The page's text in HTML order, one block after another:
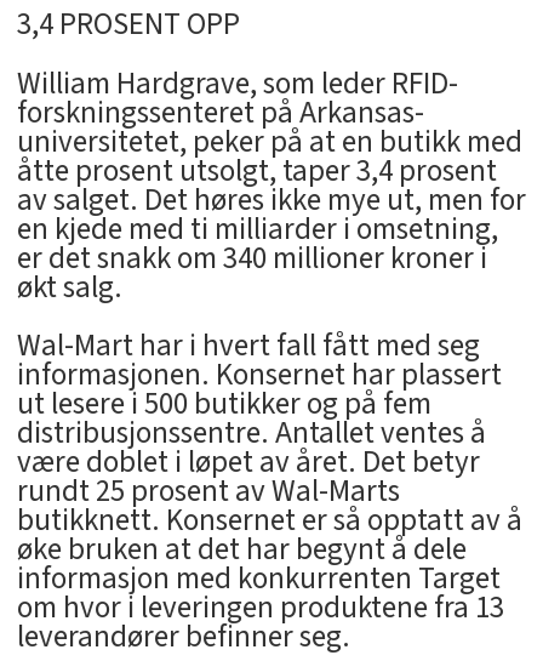
3,4 PROSENT OPP
William Hardgrave, som leder RFID-
forskningssenteret på Arkansas-
universitetet, peker på at en butikk med
åtte prosent utsolgt, taper 3,4 prosent
av salget. Det høres ikke mye ut, men for
en kjede med ti milliarder i omsetning,
er det snakk om 340 millioner kroner i
økt salg.
Wal-Mart har i hvert fall fått med seg
informasjonen. Konsernet har plassert
ut lesere i 500 butikker og på fem
distribusjonssentre. Antallet ventes å
være doblet i løpet av året. Det betyr
rundt 25 prosent av Wal-Marts
butikknett. Konsernet er så opptatt av å
øke bruken at det har begynt å dele
informasjon med konkurrenten Target
om hvor i leveringen produktene fra 13
leverandører befinner seg.